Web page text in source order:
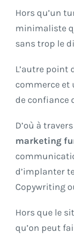
Hors qu’un
minimaliste
sans trop le
L’autre point
commerce et
de confiance
D’où à
marketing
d’implanter
Copywriting
Hors que le
qu’on peut